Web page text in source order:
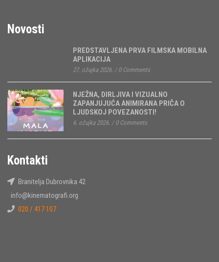
Novosti
PREDSTAVLJENA PRVA FILMSKA MOBILNA
APLIKACIJA
27. ožujka 2026. / 0 Comments
NJEŽNA, DIRLJIVA I VIZUALNO
ZAPANJUJUĆA ANIMIRANA PRIČA O
LJUDSKOJ POVEZANOSTI!
6. ožujka 2026. / 0 Comments
Kontakti
Branitelja Dubrovnika 42
info@kinematografi.org
020 / 417 107